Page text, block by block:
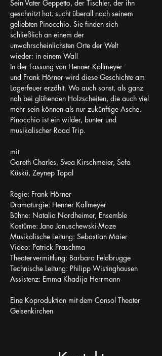
Sein Vater Geppetto, der Tischler, der ihn
geschnitzt hat, sucht überall nach seinem
geliebten Pinocchio. Sie finden sich
schließlich an einem der
unwahrscheinlichsten Orte der Welt
wieder: in einem Wal!
In der Fassung von Henner Kallmeyer
und Frank Hörner wird diese Geschichte am
Lagerfeuer erzählt. Wo auch sonst, als ganz
nah bei glühenden Holzscheiten, die auch viel
mehr sein können als nur zukünftige Asche.
Pinocchio ist ein wilder, bunter und
musikalischer Road Trip.
mit
Gareth Charles, Svea Kirschmeier, Sefa
Küskü, Zeynep Topal
Regie: Frank Hörner
Dramaturgie: Henner Kallmeyer
Bühne: Natalia Nordheimer, Ensemble
Kostüme: Jana Januschewski-Moze
Musikalische Leitung: Sebastian Maier
Video: Patrick Praschma
Theatervermittlung: Barbara Feldbrugge
Technische Leitung: Philipp Wistinghausen
Assistenz: Emma Khadija Herrmann
Eine Koproduktion mit dem Consol Theater
Gelsenkirchen